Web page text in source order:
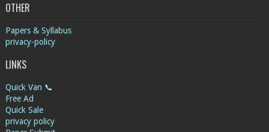
OTHER
Papers & Syllabus
privacy-policy
LINKS
Quick Van 📞
Free Ad
Quick Sale
privacy policy